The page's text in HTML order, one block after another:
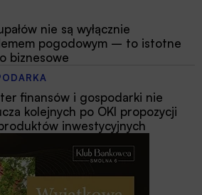
nie są wyłącznie
pogodowym – to istotne
biznesowe
finansów i gospodarki nie
kolejnych po OKI propozycji
inwestycyjnych